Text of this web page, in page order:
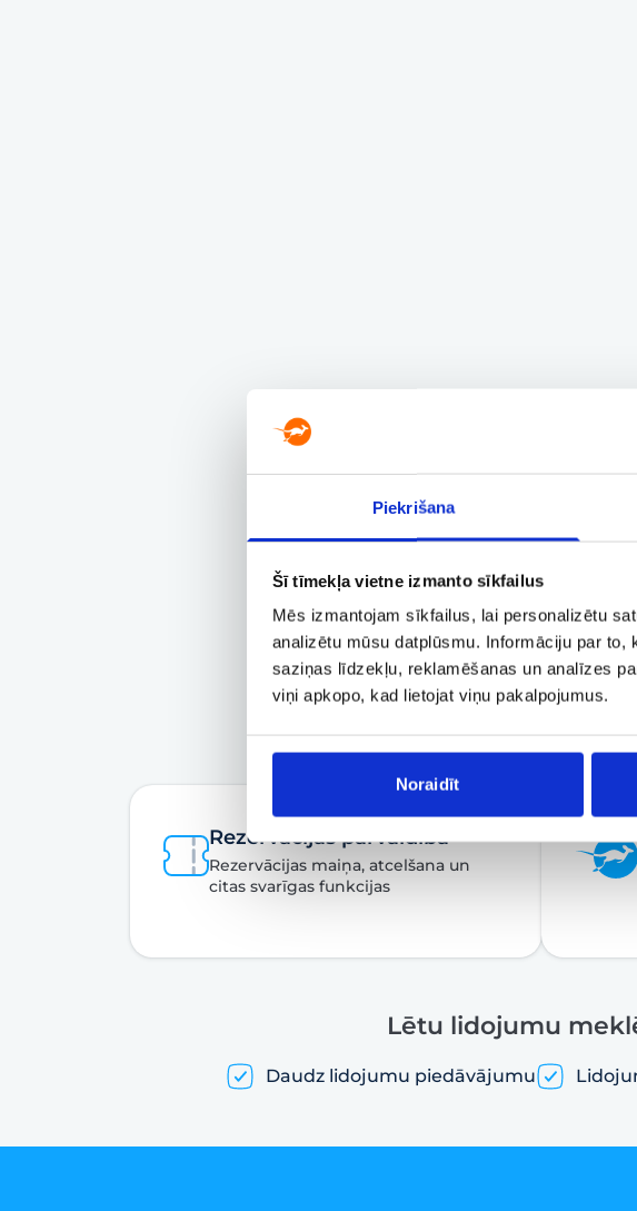
Piekrišana
Šī tīmekļa vietne izmanto sīkfailus
Mēs izmantojam sīkfailus, lai personalizētu
analizētu mūsu datplūsmu. Informāciju par
saziņas līdzekļu, reklamēšanas un analīzes
viņi apkopo, kad lietojat viņu pakalpojumus.
Noraidīt
Rezervācijas pārvaldība
Rezervācijas maiņa, atcelšana un
citas svarīgas funkcijas
Lētu lidojumu
Daudz lidojumu piedāvājumu